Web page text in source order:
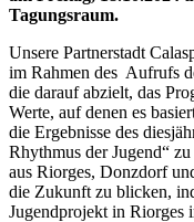
Tagungsraum.
Unsere Partnerstadt
im Rahmen des Aufrufs
die darauf abzielt, das
Werte, auf denen es
die Ergebnisse des
Rhythmus der Jugend“
aus Riorges, Donzdorf
die Zukunft zu blicken,
Jugendprojekt in Riorges